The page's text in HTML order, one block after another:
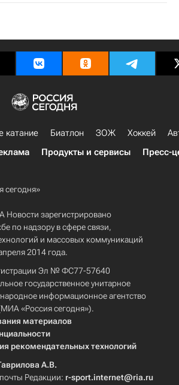
катание Биатлон ЗОЖ Хоккей
Продукты и сервисы Пресс-
сегодня»
Новости зарегистрировано
по надзору в сфере связи,
и массовых коммуникаций
2014 года.
Эл № ФС77-57640
государственное унитарное
информационное агентство
«Россия сегодня»).
материалов
рекомендательных технологий
А.В.
Редакции: r-sport.internet@ria.ru